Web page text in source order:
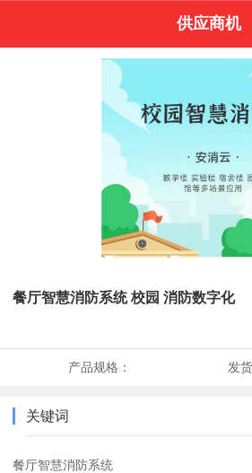
供应商机
餐厅智慧消防系统 校园 消防数字化
产品规格： 发
关键词
餐厅智慧消防系统